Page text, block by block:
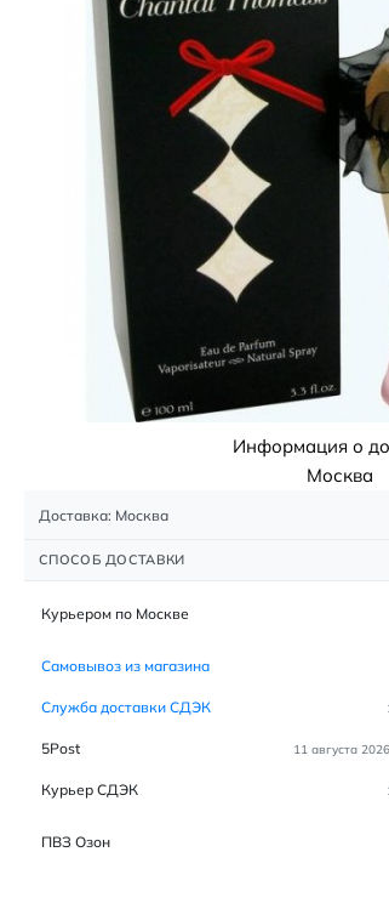
Информация о
Москва
Доставка: Москва
СПОСОБ ДОСТАВКИ
Курьером по Москве
Самовывоз из магазина
Служба доставки СДЭК
5Post 11 августа 2026
Курьер СДЭК
ПВЗ Озон